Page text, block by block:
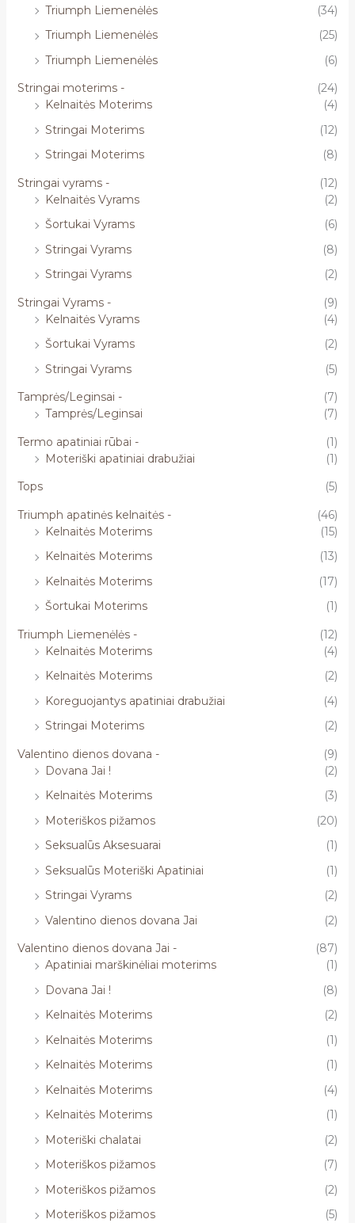
Triumph Liemenėlės
(34)
Triumph Liemenėlės
(25)
Triumph Liemenėlės
(6)
Stringai moterims -
(24)
Kelnaitės Moterims
(4)
Stringai Moterims
(12)
Stringai Moterims
(8)
Stringai vyrams -
(12)
Kelnaitės Vyrams
(2)
Šortukai Vyrams
(6)
Stringai Vyrams
(8)
Stringai Vyrams
(2)
Stringai Vyrams -
(9)
Kelnaitės Vyrams
(4)
Šortukai Vyrams
(2)
Stringai Vyrams
(5)
Tamprės/Leginsai -
(7)
Tamprės/Leginsai
(7)
Termo apatiniai rūbai -
(1)
Moteriški apatiniai drabužiai
(1)
Tops
(5)
Triumph apatinės kelnaitės -
(46)
Kelnaitės Moterims
(15)
Kelnaitės Moterims
(13)
Kelnaitės Moterims
(17)
Šortukai Moterims
(1)
Triumph Liemenėlės -
(12)
Kelnaitės Moterims
(4)
Kelnaitės Moterims
(2)
Koreguojantys apatiniai drabužiai
(4)
Stringai Moterims
(2)
Valentino dienos dovana -
(9)
Dovana Jai !
(2)
Kelnaitės Moterims
(3)
Moteriškos pižamos
(20)
Seksualūs Aksesuarai
(1)
Seksualūs Moteriški Apatiniai
(1)
Stringai Vyrams
(2)
Valentino dienos dovana Jai
(2)
Valentino dienos dovana Jai -
(87)
Apatiniai marškinėliai moterims
(1)
Dovana Jai !
(8)
Kelnaitės Moterims
(2)
Kelnaitės Moterims
(1)
Kelnaitės Moterims
(1)
Kelnaitės Moterims
(4)
Kelnaitės Moterims
(1)
Moteriški chalatai
(2)
Moteriškos pižamos
(7)
Moteriškos pižamos
(2)
Moteriškos pižamos
(5)